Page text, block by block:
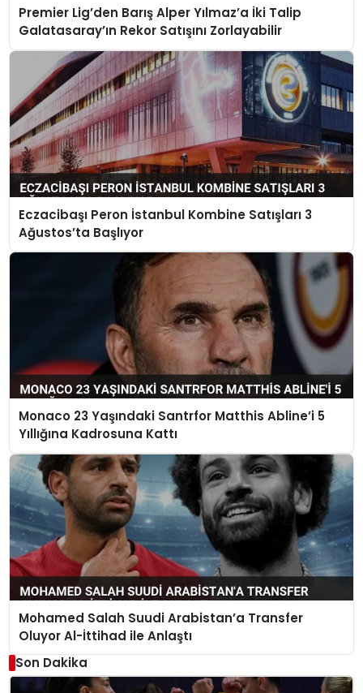
Premier Lig’den Barış Alper Yılmaz’a İki Talip
Galatasaray’ın Rekor Satışını Zorlayabilir
Eczacibaşı Peron İstanbul Kombine Satışları 3
Ağustos’ta Başlıyor
Monaco 23 Yaşındaki Santrfor Matthis Abline’i 5
Yıllığına Kadrosuna Kattı
Mohamed Salah Suudi Arabistan’a Transfer
Oluyor Al-İttihad ile Anlaştı
Son Dakika